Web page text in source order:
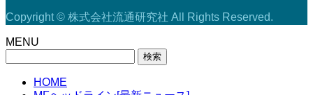
Copyright © 株式会社流通研究社 All Rights Reserved.
MENU
HOME